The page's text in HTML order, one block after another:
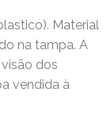
Material
na tampa. A
dos
vendida à